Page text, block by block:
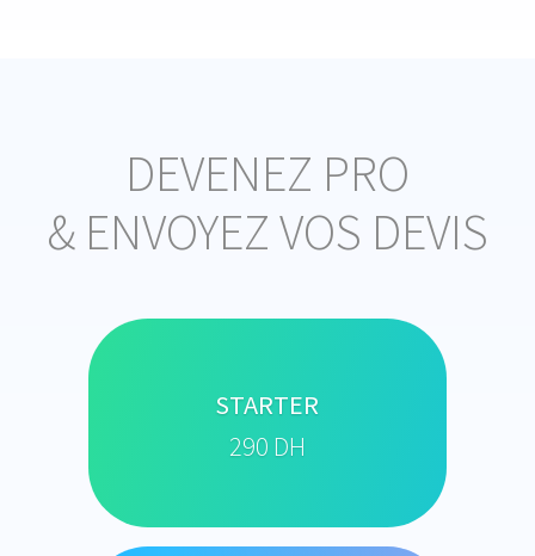
DEVENEZ PRO
& ENVOYEZ VOS DEVIS
STARTER
290 DH